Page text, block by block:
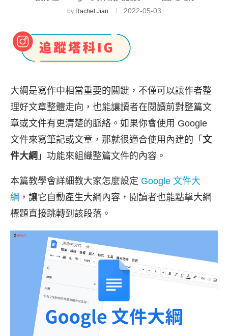
by Rachel Jian 2022-05-03
大綱是寫作中相當重要的關鍵，不僅可以讓作者整
理好文章整體走向，也能讓讀者在閱讀前對整篇文
章或文件有更清楚的脈絡。如果你會使用 Google
文件來寫筆記或文章，那就很適合使用內建的「 文
件大綱 」功能來組織整篇文件的內容。
本篇教學會詳細教大家怎麼設定 Google 文件大
綱 ，讓它自動產生大綱內容，閱讀者也能點擊大綱
標題直接跳轉到該段落。